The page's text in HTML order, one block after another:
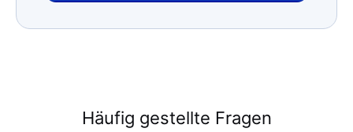
Häufig gestellte Fragen